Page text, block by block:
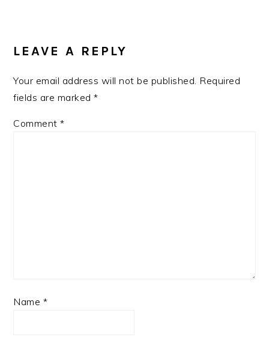
INTERACTIONS
LEAVE A REPLY
Your email address will not be published. Required
fields are marked*
Comment*
Name *